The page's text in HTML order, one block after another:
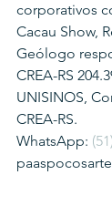
corporativos
Cacau Show,
Geólogo
CREA-RS
UNISINOS,
CREA-RS.
WhatsApp: